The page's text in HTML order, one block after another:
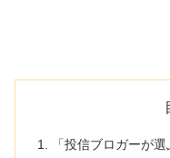
「投信ブロガーが